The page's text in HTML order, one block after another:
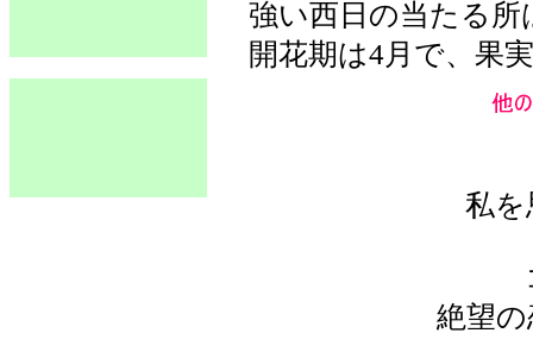
強い西日の当たる所
開花期は4月で、果
私を
絶望